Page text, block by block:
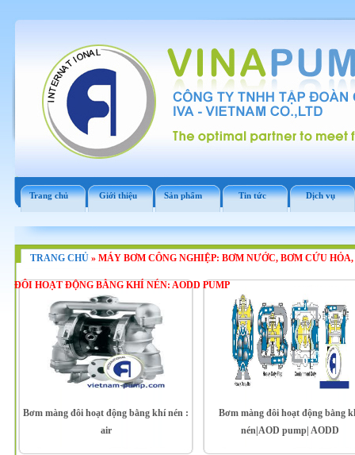
Trang chủ Giới thiệu Sản phẩm Tin tức Dịch vụ
TRANG CHỦ» MÁY BƠM CÔNG NGHIỆP: BƠM NƯỚC, BƠM CỨU
ĐÔI HOẠT ĐỘNG BẰNG KHÍ NÉN: AODD PUMP
Bơm màng đôi hoạt động bằng khí nén :
air
Bơm màng đôi hoạt động bằng
nén|AOD pump| AODD